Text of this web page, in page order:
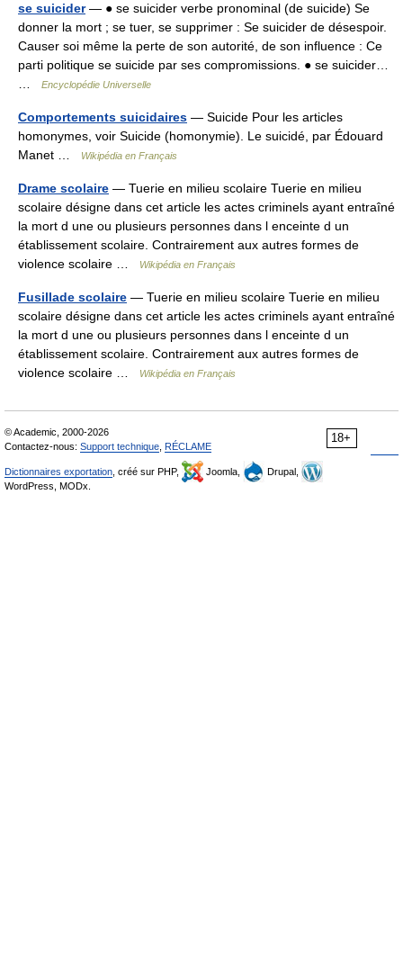
se suicider— ● se suicider verbe pronominal (de suicide) Se
donner la mort ; se tuer, se supprimer : Se suicider de désespoir.
Causer soi même la perte de son autorité, de son influence : Ce
parti politique se suicide par ses compromissions. ● se suicider…
Encyclopédie Universelle
Comportements suicidaires — Suicide Pour les articles
homonymes, voir Suicide (homonymie). Le suicidé, par Édouard
Manet …
Wikipédia en Français
Drame scolaire — Tuerie en milieu scolaire Tuerie en milieu
scolaire désigne dans cet article les actes criminels ayant entraîné
la mort d une ou plusieurs personnes dans l enceinte d un
établissement scolaire. Contrairement aux autres formes de
violence scolaire …
Wikipédia en Français
Fusillade scolaire — Tuerie en milieu scolaire Tuerie en milieu
scolaire désigne dans cet article les actes criminels ayant entraîné
la mort d une ou plusieurs personnes dans l enceinte d un
établissement scolaire. Contrairement aux autres formes de
violence scolaire …
Wikipédia en Français
18+
© Academic, 2000-2026
Contactez-nous: Support technique RÉCLAME
Dictionnaires exportation , créé sur PHP, Joomla,
Drupal,
WordPress, MODx.